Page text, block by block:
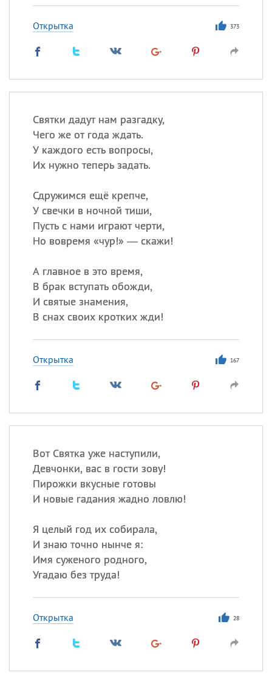
Открытка 373
Святки дадут нам разгадку,
Чего же от года ждать.
У каждого есть вопросы,
Их нужно теперь задать.
Сдружимся ещё крепче,
У свечки в ночной тиши,
Пусть с нами играют черти,
Но вовремя «чур!» — скажи!
А главное в это время,
В брак вступать обожди,
И святые знамения,
В снах своих кротких жди!
Открытка 167
Вот Святка уже наступили,
Девчонки, вас в гости зову!
Пирожки вкусные готовы
И новые гадания жадно ловлю!
Я целый год их собирала,
И знаю точно нынче я:
Имя суженого родного,
Угадаю без труда!
Открытка 28